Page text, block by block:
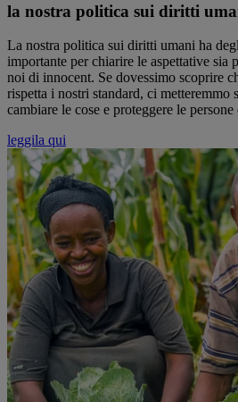
la nostra politica sui diritti
La nostra politica sui diritti umani ha
importante per chiarire le aspettative sia
noi di innocent. Se dovessimo scoprire
rispetta i nostri standard, ci metteremmo
cambiare le cose e proteggere le
leggila qui